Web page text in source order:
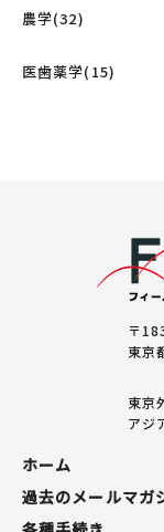
農学(32)
医歯薬学(15)
〒
東京
東京
アジ
ホーム
過去のメールマガ